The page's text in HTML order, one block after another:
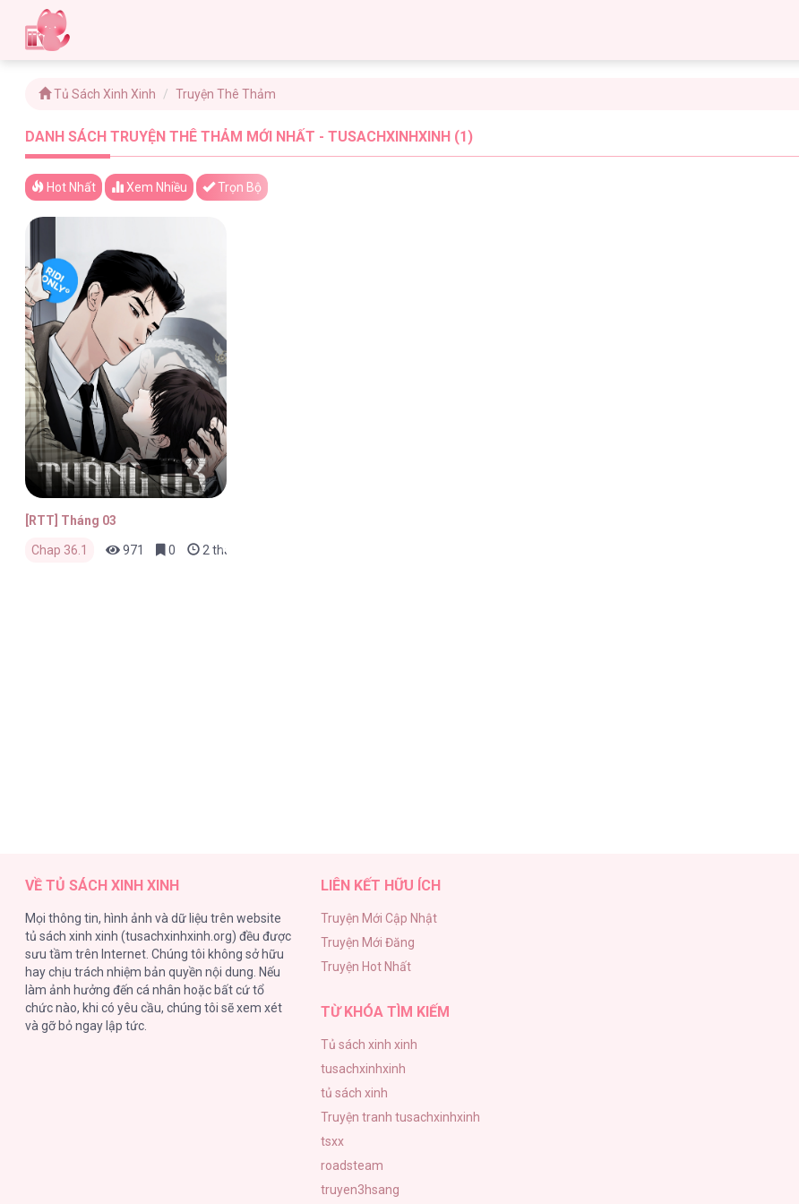
Tủ Sách Xinh Xinh Truyện Thê Thảm
DANH SÁCH TRUYỆN THÊ THẢM MỚI NHẤT - TUSACHXINHXINH (1)
Hot Nhất Xem Nhiều Trọn Bộ
[RTT] Tháng 03
Chap 36.1 971 0 2 tháng trước
VỀ TỦ SÁCH XINH XINH
Mọi thông tin, hình ảnh và dữ liệu trên website
tủ sách xinh xinh (tusachxinhxinh.org) đều được
sưu tầm trên Internet. Chúng tôi không sở hữu
hay chịu trách nhiệm bản quyền nội dung. Nếu
làm ảnh hưởng đến cá nhân hoặc bất cứ tổ
chức nào, khi có yêu cầu, chúng tôi sẽ xem xét
và gỡ bỏ ngay lập tức.
LIÊN KẾT HỮU ÍCH
Truyện Mới Cập Nhật
Truyện Mới Đăng
Truyện Hot Nhất
TỪ KHÓA TÌM KIẾM
Tủ sách xinh xinh
tusachxinhxinh
tủ sách xinh
Truyện tranh tusachxinhxinh
tsxx
roadsteam
truyen3hsang